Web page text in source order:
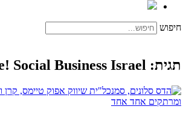
חיפוש
תגית: Socialize! Social Business Israel